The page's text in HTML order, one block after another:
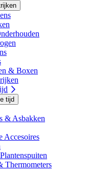
& Boxen
tijd
& Asbakken
Accesoires
Thermometers